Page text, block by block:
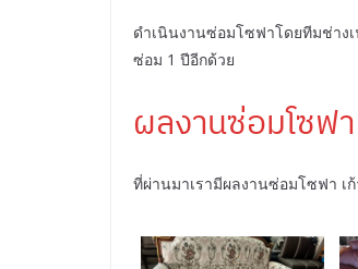
ดำเนินงานซ่อมโซฟาโดยทีมช่าง
ซ่อม 1 ปีอีกด้วย
ผลงานซ่อมโซฟา
ที่ผ่านมาเรามีผลงานซ่อมโซฟา เ